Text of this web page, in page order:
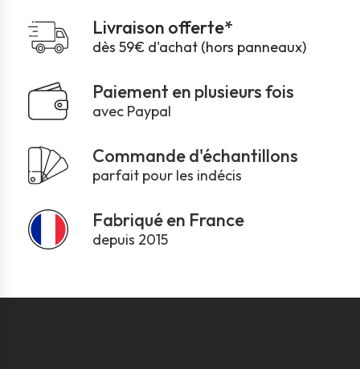
Livraison offerte*
dès 59€ d'achat (hors panneaux)
Paiement en plusieurs fois
avec Paypal
Commande d'échantillons
parfait pour les indécis
Fabriqué en France
depuis 2015